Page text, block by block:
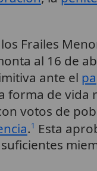
Frailes
al 16 de
ante el
de vida
votos de
.1 Esta